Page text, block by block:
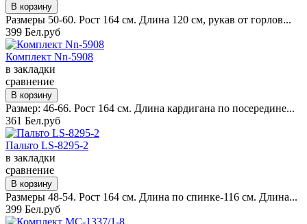
Размеры 50-60. Рост 164 см. Длина 120 см, рукав от горлов...
399 Бел.руб
Комплект Nn-5908
в закладки
сравнение
Размер: 46-66. Рост 164 см. Длина кардигана по посередине...
361 Бел.руб
Пальто LS-8295-2
в закладки
сравнение
Размеры 48-54. Рост 164 см. Длина по спинке-116 см. Длина...
399 Бел.руб